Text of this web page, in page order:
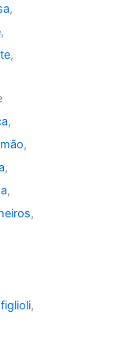
,
,
,
,
,
,
,
,
,